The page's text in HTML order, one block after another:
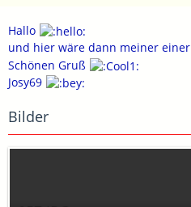
Hallo
und hier wäre dann meiner einer
Schönen Gruß
Josy69
Bilder